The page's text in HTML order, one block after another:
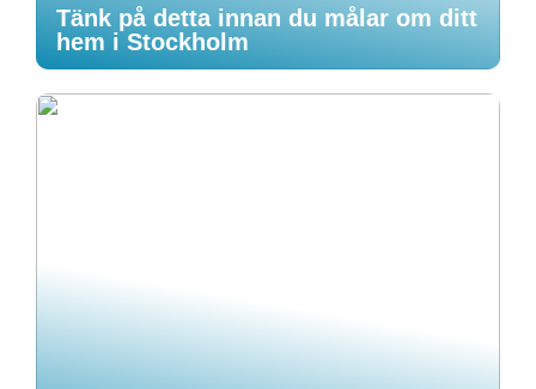
Tänk på detta innan du målar om ditt
hem i Stockholm